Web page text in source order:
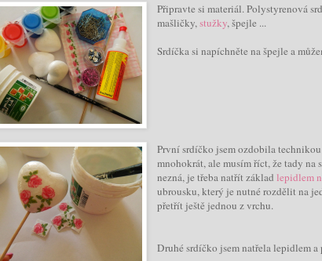
Připravte si materiál. Polystyrenová
mašličky,stužky, špejle ...
Srdíčka si napíchněte na špejle a
První srdíčko jsem ozdobila
mnohokrát, ale musím říct, že tady
nezná, je třeba natřít základlepidlem
ubrousku, který je nutné rozdělit na
přetřít ještě jednou z vrchu.
Druhé srdíčko jsem natřela lepidlem